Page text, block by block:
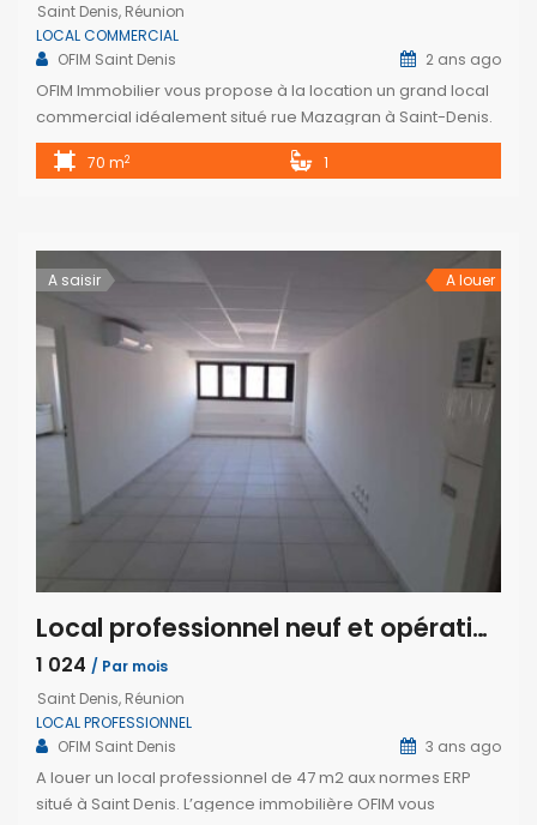
Saint Denis, Réunion
LOCAL COMMERCIAL
OFIM Saint Denis
2 ans ago
OFIM Immobilier vous propose à la location un grand local
commercial idéalement situé rue Mazagran à Saint-Denis.
Cet espace se compose d’un bâtiment principal d’environ
70 m² comprenant une grande pièce principale, un espace
idéal pour du stockage ou […]
70 m2 1
A saisir A louer
Local professionnel neuf et opérationnel, Saint Denis
1 024 / Par mois
Saint Denis, Réunion
LOCAL PROFESSIONNEL
OFIM Saint Denis
3 ans ago
A louer un local professionnel de 47 m2 aux normes ERP
situé à Saint Denis. L’agence immobilière OFIM vous